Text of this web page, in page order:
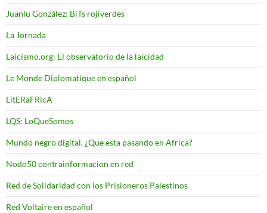
Juanlu González: BiTs rojiverdes
La Jornada
Laicismo.org: El observatorio de la laicidad
Le Monde Diplomatique en español
LitERaFRicA
LQS: LoQueSomos
Mundo negro digital. ¿Que esta pasando en Africa?
Nodo50 contrainformacion en red
Red de Solidaridad con los Prisioneros Palestinos
Red Voltaire en español